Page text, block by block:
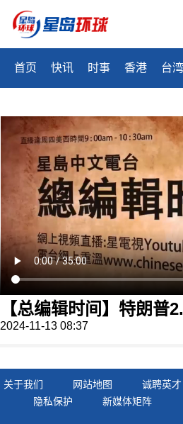
首页 快讯 时事 香港 台湾
【总编辑时间】特朗普
2024-11-13 08:37
关于我们 网站地图 诚聘英才
隐私保护
新媒体矩阵